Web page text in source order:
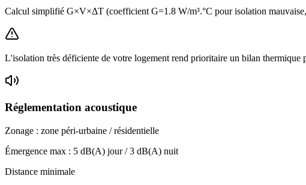
Calcul simplifié G×V×ΔT (coefficient G=1.8 W/m³.°C pour isolation
L'isolation très déficiente de votre logement rend prioritaire un bilan thermique
Réglementation acoustique
Zonage : zone péri-urbaine / résidentielle
Émergence max : 5 dB(A) jour /3 dB(A) nuit
Distance minimale